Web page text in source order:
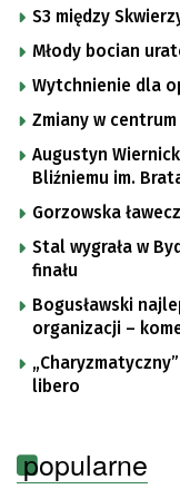
S3 między
Młody bocian
Wytchnienie dla
Zmiany w
Augustyn
Bliźniemu im.
Gorzowska
Stal wygrała w
finału
Bogusławski
organizacji –
Pologne
libero
popularne